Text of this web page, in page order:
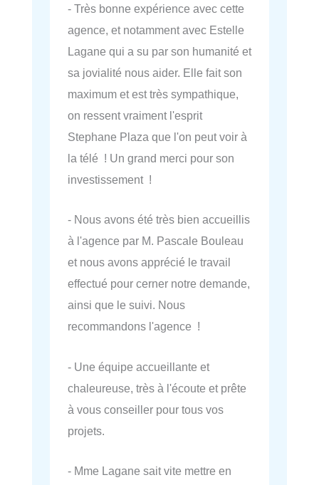
- Très bonne expérience avec cette
agence, et notamment avec Estelle
Lagane qui a su par son humanité et
sa jovialité nous aider. Elle fait son
maximum et est très sympathique,
on ressent vraiment l'esprit
Stephane Plaza que l'on peut voir à
la télé ! Un grand merci pour son
investissement !
- Nous avons été très bien accueillis
à l'agence par M. Pascale Bouleau
et nous avons apprécié le travail
effectué pour cerner notre demande,
ainsi que le suivi. Nous
recommandons l'agence !
- Une équipe accueillante et
chaleureuse, très à l'écoute et prête
à vous conseiller pour tous vos
projets.
- Mme Lagane sait vite mettre en